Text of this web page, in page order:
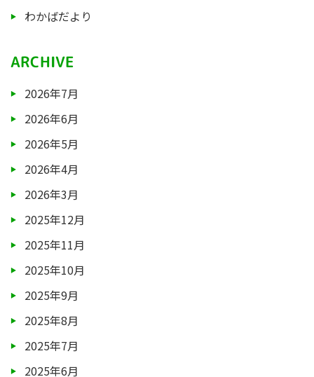
わかばだより
ARCHIVE
2026年7月
2026年6月
2026年5月
2026年4月
2026年3月
2025年12月
2025年11月
2025年10月
2025年9月
2025年8月
2025年7月
2025年6月